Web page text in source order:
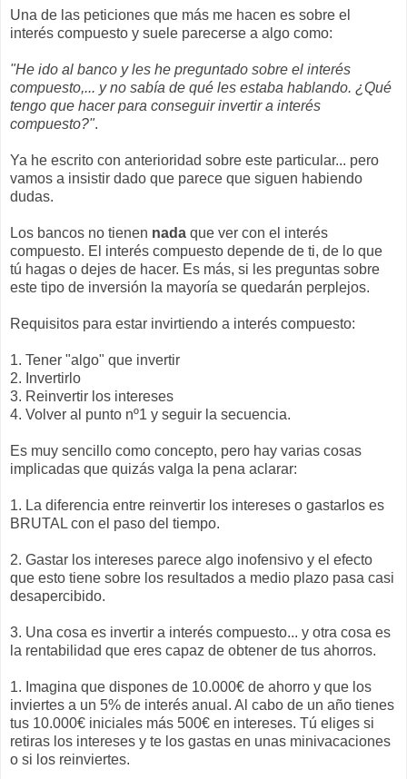
Una de las peticiones que más me hacen es sobre el
interés compuesto y suele parecerse a algo como:
"He ido al banco y les he preguntado sobre el interés
compuesto,... y no sabía de qué les estaba hablando. ¿Qué
tengo que hacer para conseguir invertir a interés
compuesto?".
Ya he escrito con anterioridad sobre este particular... pero
vamos a insistir dado que parece que siguen habiendo
dudas.
Los bancos no tienen nada que ver con el interés
compuesto. El interés compuesto depende de ti, de lo que
tú hagas o dejes de hacer. Es más, si les preguntas sobre
este tipo de inversión la mayoría se quedarán perplejos.
Requisitos para estar invirtiendo a interés compuesto:
1. Tener "algo" que invertir
2. Invertirlo
3. Reinvertir los intereses
4. Volver al punto nº1 y seguir la secuencia.
Es muy sencillo como concepto, pero hay varias cosas
implicadas que quizás valga la pena aclarar:
1. La diferencia entre reinvertir los intereses o gastarlos es
BRUTAL con el paso del tiempo.
2. Gastar los intereses parece algo inofensivo y el efecto
que esto tiene sobre los resultados a medio plazo pasa casi
desapercibido.
3. Una cosa es invertir a interés compuesto... y otra cosa es
la rentabilidad que eres capaz de obtener de tus ahorros.
1. Imagina que dispones de 10.000€ de ahorro y que los
inviertes a un 5% de interés anual. Al cabo de un año tienes
tus 10.000€ iniciales más 500€ en intereses. Tú eliges si
retiras los intereses y te los gastas en unas minivacaciones
o si los reinviertes.